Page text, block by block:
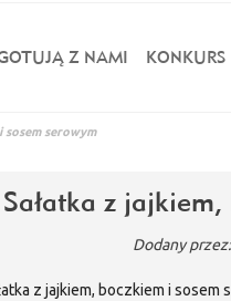
Z NAMI KONKURS
sosem serowym
Sałatka z
Dodany
z jajkiem, boczkiem i